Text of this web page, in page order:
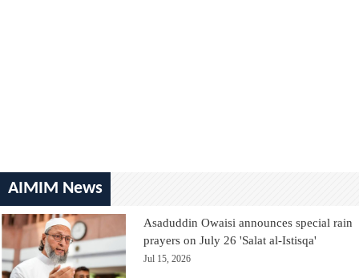
AIMIM News
Asaduddin Owaisi announces special rain
prayers on July 26 'Salat al-Istisqa'
Jul 15, 2026